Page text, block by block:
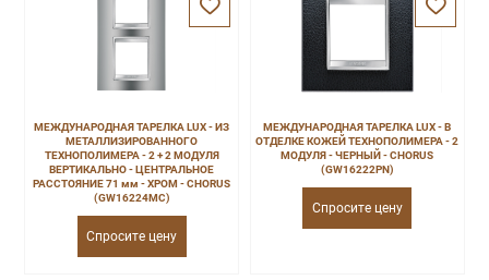
МЕЖДУНАРОДНАЯ ТАРЕЛКА LUX - ИЗ
МЕТАЛЛИЗИРОВАННОГО
ТЕХНОПОЛИМЕРА - 2 + 2 МОДУЛЯ
ВЕРТИКАЛЬНО - ЦЕНТРАЛЬНОЕ
РАССТОЯНИЕ 71 мм - ХРОМ - CHORUS
(GW16224MC)
Спросите цену
МЕЖДУНАРОДНАЯ ТАРЕЛКА LUX - В
ОТДЕЛКЕ КОЖЕЙ ТЕХНОПОЛИМЕРА - 2
МОДУЛЯ - ЧЕРНЫЙ - CHORUS
(GW16222PN)
Спросите цену